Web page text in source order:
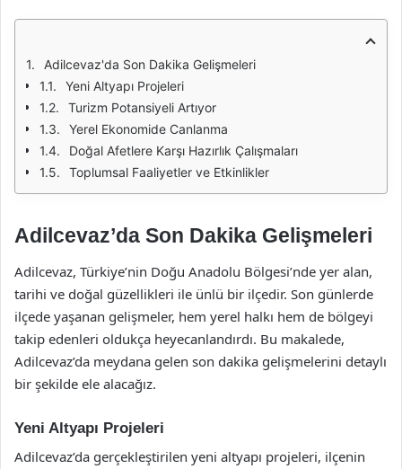
Adilcevaz'da Son Dakika Gelişmeleri
Yeni Altyapı Projeleri
Turizm Potansiyeli Artıyor
Yerel Ekonomide Canlanma
Doğal Afetlere Karşı Hazırlık Çalışmaları
Toplumsal Faaliyetler ve Etkinlikler
Adilcevaz’da Son Dakika Gelişmeleri
Adilcevaz, Türkiye’nin Doğu Anadolu Bölgesi’nde yer alan,
tarihi ve doğal güzellikleri ile ünlü bir ilçedir. Son günlerde
ilçede yaşanan gelişmeler, hem yerel halkı hem de bölgeyi
takip edenleri oldukça heyecanlandırdı. Bu makalede,
Adilcevaz’da meydana gelen son dakika gelişmelerini detaylı
bir şekilde ele alacağız.
Yeni Altyapı Projeleri
Adilcevaz’da gerçekleştirilen yeni altyapı projeleri, ilçenin